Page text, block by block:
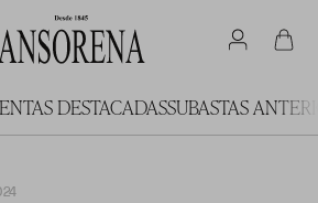
DESTACADASSUBASTAS